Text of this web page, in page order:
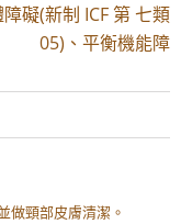
礙(新制 ICF 第 七類
05)、平衡機能障
做頸部皮膚清潔。